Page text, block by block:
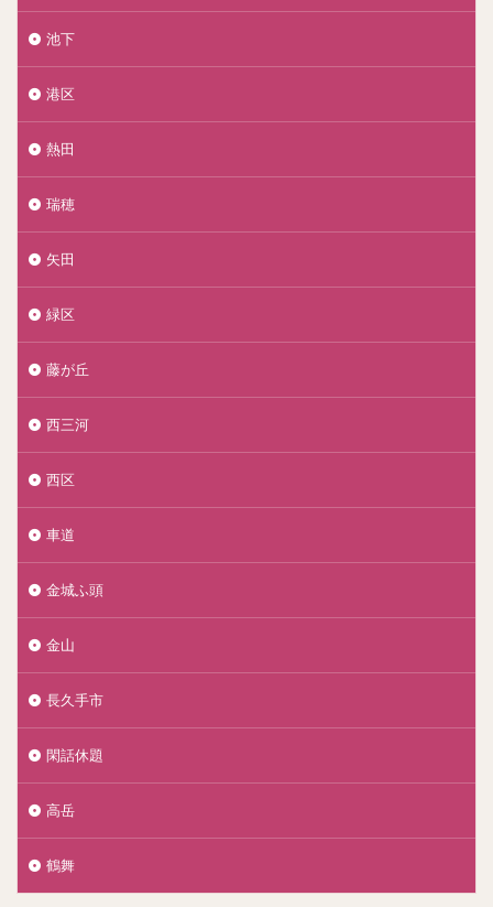
池下
港区
熱田
瑞穂
矢田
緑区
藤が丘
西三河
西区
車道
金城ふ頭
金山
長久手市
閑話休題
高岳
鶴舞